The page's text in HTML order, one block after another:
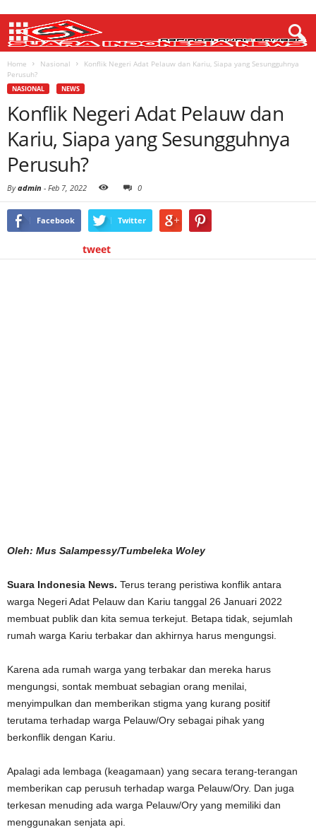
Home Nasional
Konflik Negeri Adat Pelauw dan Kariu, Siapa yang Sesungguhnya
Perusuh?
NASIONAL NEWS
Konflik Negeri Adat Pelauw dan
Kariu, Siapa yang Sesungguhnya
Perusuh?
Byadmin - Feb 7, 2022 0
Facebook Twitter
tweet
Oleh: Mus Salampessy/Tumbeleka Woley
Suara Indonesia News. Terus terang peristiwa konflik antara
warga Negeri Adat Pelauw dan Kariu tanggal 26 Januari 2022
membuat publik dan kita semua terkejut. Betapa tidak, sejumlah
rumah warga Kariu terbakar dan akhirnya harus mengungsi.
Karena ada rumah warga yang terbakar dan mereka harus
mengungsi, sontak membuat sebagian orang menilai,
menyimpulkan dan memberikan stigma yang kurang positif
terutama terhadap warga Pelauw/Ory sebagai pihak yang
berkonflik dengan Kariu.
Apalagi ada lembaga (keagamaan) yang secara terang-terangan
memberikan cap perusuh terhadap warga Pelauw/Ory. Dan juga
terkesan menuding ada warga Pelauw/Ory yang memiliki dan
menggunakan senjata api.